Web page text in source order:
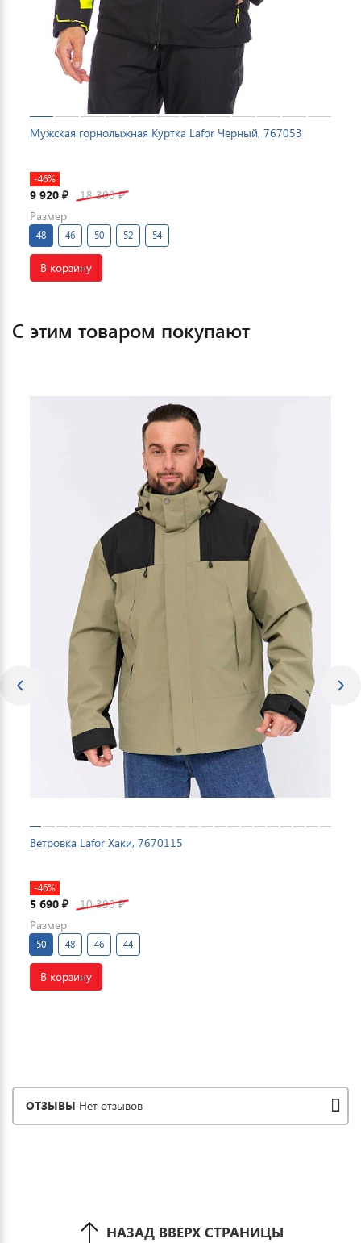
Мужская горнолыжная Куртка Lafor Черный, 767053
-46%
9 920 ₽ 18 300₽
Размер
48 46 50 52 54
В корзину
С этим товаром покупают
Ветровка Lafor Хаки, 7670115
-46%
5 690 ₽ 10 390₽
Размер
50 48 46 44
В корзину
ОТЗЫВЫ Нет отзывов
НАЗАД ВВЕРХ СТРАНИЦЫ